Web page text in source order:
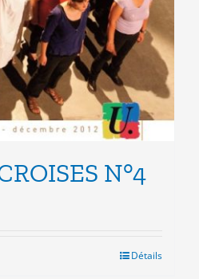
N°4
Détails